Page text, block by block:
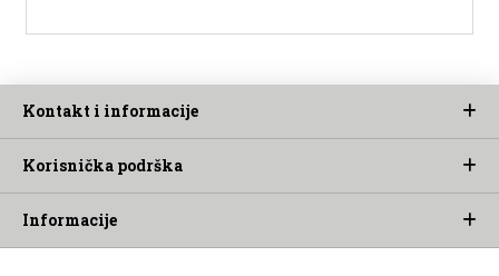
Kontakt i informacije
Korisnička podrška
Informacije